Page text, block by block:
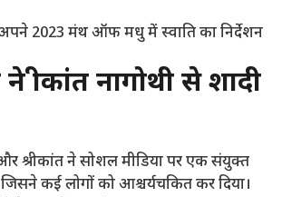
अपने 2023 मंथ ऑफ मधु में स्वाति का निर्देशन
ने श्रीकांत नागोथी से शादी
श्रीकांत ने सोशल मीडिया पर एक संयुक्त
कई लोगों को आश्चर्यचकित कर दिया।